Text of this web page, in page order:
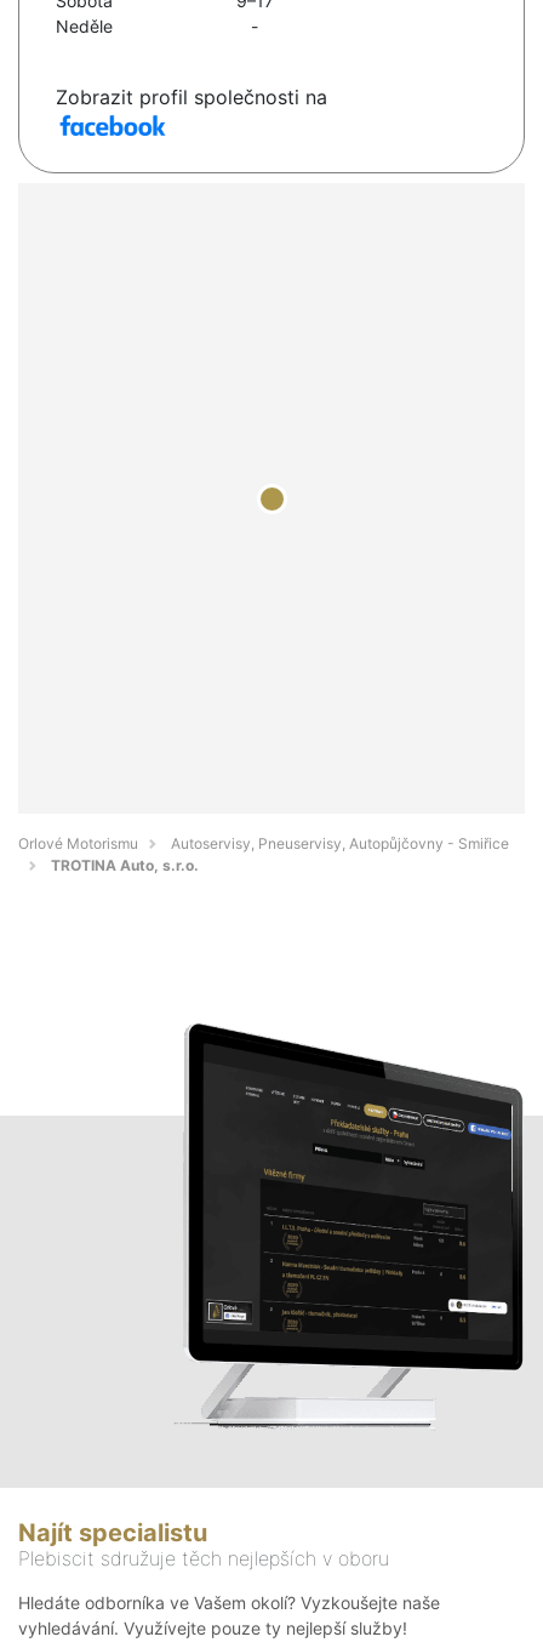
Neděle
-
Zobrazit profil společnosti na
Orlové Motorismu
Autoservisy, Pneuservisy, Autopůjčovny - Smiřice
TROTINA Auto, s.r.o.
Najít specialistu
Plebiscit sdružuje těch nejlepších v oboru
Hledáte odborníka ve Vašem okolí? Vyzkoušejte naše
vyhledávání. Využívejte pouze ty nejlepší služby!